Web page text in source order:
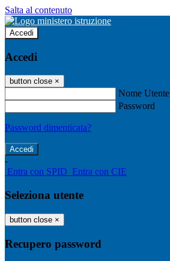
Salta al contenuto
Accedi
Accedi
button close ×
Nome Utente
Password
Password dimenticata?
-
Entra con SPID Entra con CIE
Seleziona utente
button close ×
Recupero password